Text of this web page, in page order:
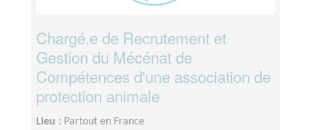
Chargé.e de Recrutement et
Gestion du Mécénat de
Compétences d'une association de
protection animale
Lieu : Partout en France